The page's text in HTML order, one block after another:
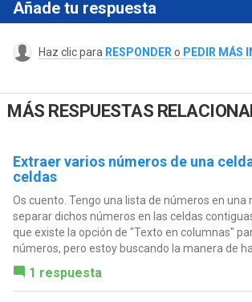
Añade tu respuesta
Haz clic para RESPONDER o PEDIR MÁS
MÁS RESPUESTAS
Extraer varios números de una
celdas
Os cuento. Tengo una lista de números en una
separar dichos números en las celdas
que existe la opción de "Texto en columnas"
números, pero estoy buscando la manera de
1 respuesta